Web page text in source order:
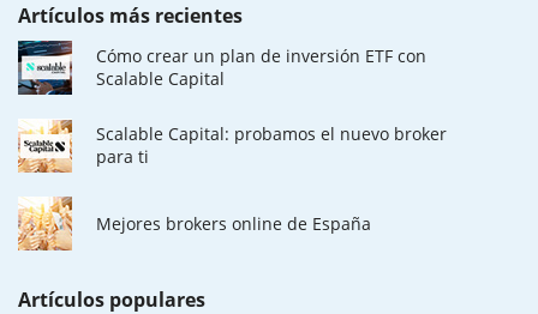
Artículos más recientes
Cómo crear un plan de inversión ETF con
Scalable Capital
Scalable Capital: probamos el nuevo broker
para ti
Mejores brokers online de España
Artículos populares